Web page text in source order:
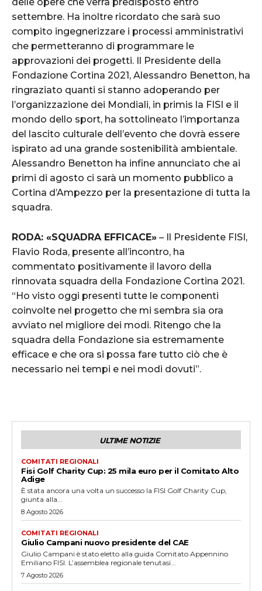
settembre. Ha inoltre ricordato che sarà suo
compito ingegnerizzare i processi amministrativi
che permetteranno di programmare le
approvazioni dei progetti. Il Presidente della
Fondazione Cortina 2021, Alessandro Benetton, ha
ringraziato quanti si stanno adoperando per
l’organizzazione dei Mondiali, in primis la FISI e il
mondo dello sport, ha sottolineato l’importanza
del lascito culturale dell’evento che dovrà essere
ispirato ad una grande sostenibilità ambientale.
Alessandro Benetton ha infine annunciato che ai
primi di agosto ci sarà un momento pubblico a
Cortina d’Ampezzo per la presentazione di tutta la
squadra.
RODA: «SQUADRA EFFICACE» – Il Presidente FISI,
Flavio Roda, presente all’incontro, ha
commentato positivamente il lavoro della
rinnovata squadra della Fondazione Cortina 2021.
“Ho visto oggi presenti tutte le componenti
coinvolte nel progetto che mi sembra sia ora
avviato nel migliore dei modi. Ritengo che la
squadra della Fondazione sia estremamente
efficace e che ora si possa fare tutto ciò che è
necessario nei tempi e nei modi dovuti”.
ULTIME NOTIZIE
COMITATI REGIONALI
Fisi Golf Charity Cup: 25 mila euro per il Comitato Alto
Adige
È stata ancora una volta un successo la FISI Golf Charity Cup,
giunta alla...
8 Agosto 2026
COMITATI REGIONALI
Giulio Campani nuovo presidente del CAE
Giulio Campani è stato eletto alla guida Comitato Appennino
Emiliano FISI. L’assemblea regionale tenutasi...
7 Agosto 2026